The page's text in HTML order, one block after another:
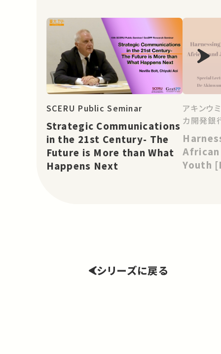
SCERU Public Seminar
Strategic Communications
in the 21st Century- The
Future is More than What
Happens Next
アキンウ
カ開発銀
African
Youth
シリーズに戻る